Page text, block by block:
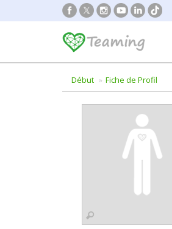
Début Fiche de Profil